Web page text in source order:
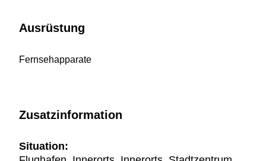
Ausrüstung
Fernsehapparate
Zusatzinformation
Situation: